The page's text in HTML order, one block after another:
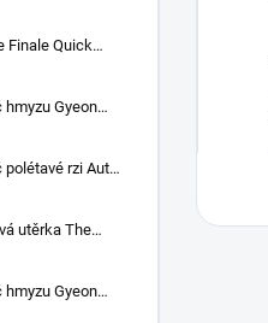
Finale Quick
hmyzu Gyeon
(1 L)
polétavé rzi Auto
utěrka The
& Coating
hmyzu Gyeon
(500 ml)